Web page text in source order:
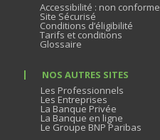
Accessibilité : non conforme
Site Sécurisé
Conditions d’éligibilité
Tarifs et conditions
Glossaire
NOS AUTRES SITES
Les Professionnels
Les Entreprises
La Banque Privée
La Banque en ligne
Le Groupe BNP Paribas